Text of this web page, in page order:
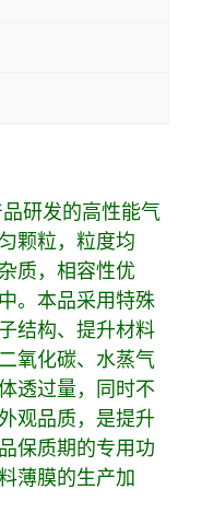
研发的高性能气
颗粒，粒度均
质，相容性优
。本品采用特殊
结构、提升材料
氧化碳、水蒸气
透过量，同时不
观品质，是提升
保质期的专用功
薄膜的生产加